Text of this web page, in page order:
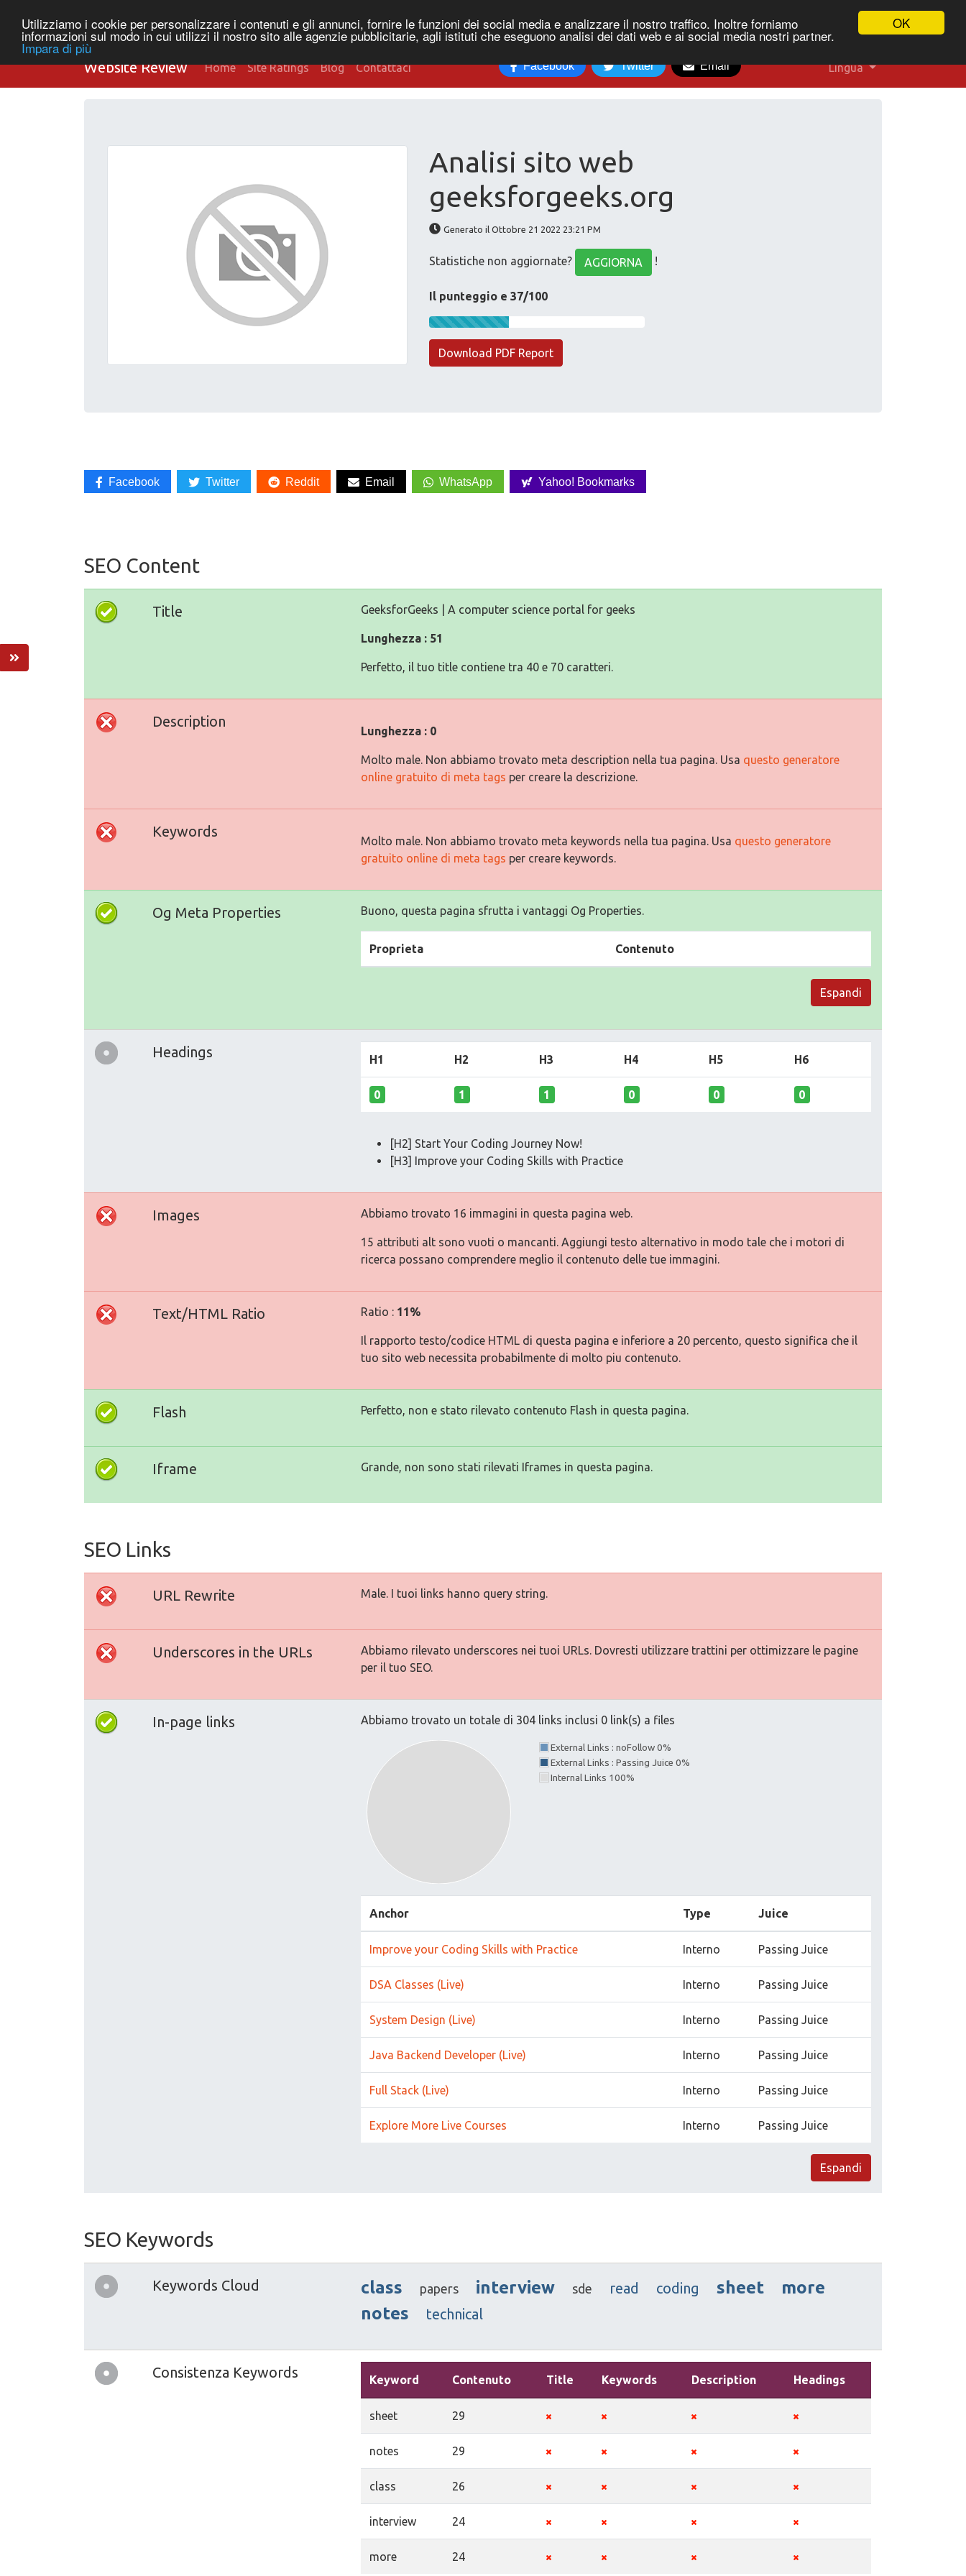
OK
Utilizziamo i cookie per personalizzare i contenuti e gli annunci, fornire le funzioni dei social media e analizzare il nostro traffico. Inoltre forniamo
informazioni sul modo in cui utilizzi il nostro sito alle agenzie pubblicitarie, agli istituti che eseguono analisi dei dati web e ai social media nostri partner.
Impara di più
Website Review Home Site Ratings Blog Contattaci Facebook Twitter Email Lingua
Analisi sito web
geeksforgeeks.org
Generato il Ottobre 21 2022 23:21 PM
Statistiche non aggiornate? AGGIORNA !
Il punteggio e 37/100
Download PDF Report
Facebook Twitter Reddit Email WhatsApp Yahoo! Bookmarks
SEO Content
Title GeeksforGeeks | A computer science portal for geeks
Lunghezza : 51
Perfetto, il tuo title contiene tra 40 e 70 caratteri.
Description
Lunghezza : 0
Molto male. Non abbiamo trovato meta description nella tua pagina. Usa questo generatore
online gratuito di meta tags per creare la descrizione.
Keywords
Molto male. Non abbiamo trovato meta keywords nella tua pagina. Usa questo generatore
gratuito online di meta tags per creare keywords.
Og Meta Properties Buono, questa pagina sfrutta i vantaggi Og Properties.
Proprieta Contenuto
Espandi
Headings H1 H2 H3 H4 H5 H6
0 1 1 0 0 0
[H2] Start Your Coding Journey Now!
[H3] Improve your Coding Skills with Practice
Images Abbiamo trovato 16 immagini in questa pagina web.
15 attributi alt sono vuoti o mancanti. Aggiungi testo alternativo in modo tale che i motori di
ricerca possano comprendere meglio il contenuto delle tue immagini.
Text/HTML Ratio Ratio : 11%
Il rapporto testo/codice HTML di questa pagina e inferiore a 20 percento, questo significa che il
tuo sito web necessita probabilmente di molto piu contenuto.
Flash Perfetto, non e stato rilevato contenuto Flash in questa pagina.
Iframe Grande, non sono stati rilevati Iframes in questa pagina.
SEO Links
URL Rewrite Male. I tuoi links hanno query string.
Underscores in the URLs
Abbiamo rilevato underscores nei tuoi URLs. Dovresti utilizzare trattini per ottimizzare le pagine
per il tuo SEO.
In-page links Abbiamo trovato un totale di 304 links inclusi 0 link(s) a files
External Links : noFollow 0%
External Links : Passing Juice 0%
Internal Links 100%
Anchor Type Juice
Improve your Coding Skills with Practice Interno Passing Juice
DSA Classes (Live) Interno Passing Juice
System Design (Live) Interno Passing Juice
Java Backend Developer (Live) Interno Passing Juice
Full Stack (Live) Interno Passing Juice
Explore More Live Courses Interno Passing Juice
Espandi
SEO Keywords
Keywords Cloud class papers interview sde read coding sheet
more
notes
technical
Consistenza Keywords Keyword Contenuto Title Keywords Description Headings
sheet 29
notes 29
class 26
interview 24
more 24